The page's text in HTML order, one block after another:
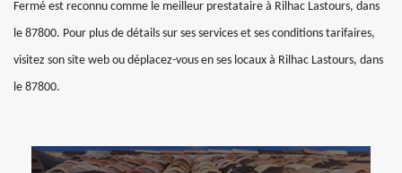
Fermé est reconnu comme le meilleur prestataire à Rilhac Lastours, dans
le 87800. Pour plus de détails sur ses services et ses conditions tarifaires,
visitez son site web ou déplacez-vous en ses locaux à Rilhac Lastours, dans
le 87800.